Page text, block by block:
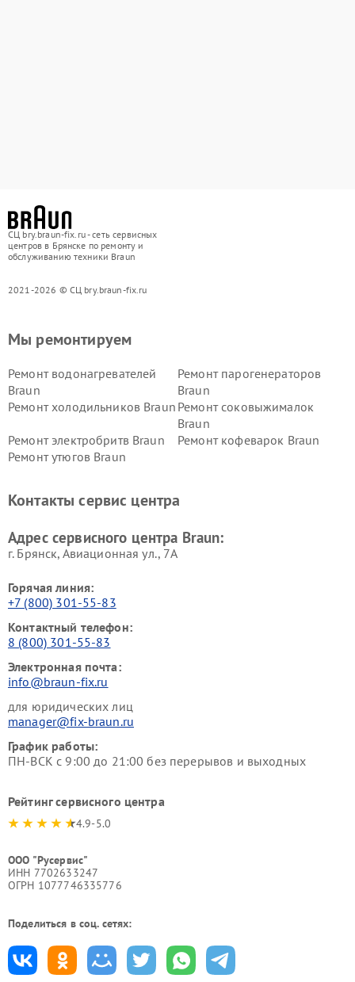
СЦ bry.braun-fix.ru - сеть сервисных
центров в Брянске по ремонту и
обслуживанию техники Braun
2021-2026 © СЦ bry.braun-fix.ru
Мы ремонтируем
Ремонт водонагревателей
Braun
Ремонт парогенераторов
Braun
Ремонт холодильников Braun Ремонт соковыжималок
Braun
Ремонт электробритв Braun
Ремонт кофеварок Braun
Ремонт утюгов Braun
Контакты сервис центра
Адрес сервисного центра Braun:
г. Брянск, Авиационная ул., 7А
Горячая линия:
+7 (800) 301-55-83
Контактный телефон:
8 (800) 301-55-83
Электронная почта:
info@braun-fix.ru
для юридических лиц
manager@fix-braun.ru
График работы:
ПН-ВСК с 9:00 до 21:00 без перерывов и выходных
Рейтинг сервисного центра
4.9-5.0
ООО "Русервис"
ИНН 7702633247
ОГРН 1077746335776
Поделиться в соц. сетях: